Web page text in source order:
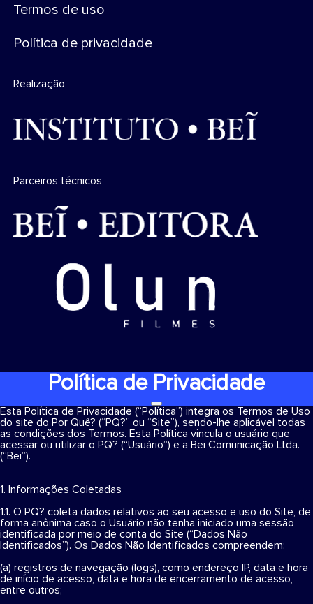
Termos de uso
Política de privacidade
Realização
Parceiros técnicos
Política de Privacidade
Esta Política de Privacidade (“Política”) integra os Termos de Uso
do site do Por Quê? (“PQ?” ou “Site”), sendo-lhe aplicável todas
as condições dos Termos. Esta Política vincula o usuário que
acessar ou utilizar o PQ? (“Usuário”) e a Bei Comunicação Ltda.
(“Bei”).
1. Informações Coletadas
1.1. O PQ? coleta dados relativos ao seu acesso e uso do Site, de
forma anônima caso o Usuário não tenha iniciado uma sessão
identificada por meio de conta do Site (“Dados Não
Identificados”). Os Dados Não Identificados compreendem:
(a) registros de navegação (logs), como endereço IP, data e hora
de início de acesso, data e hora de encerramento de acesso,
entre outros;